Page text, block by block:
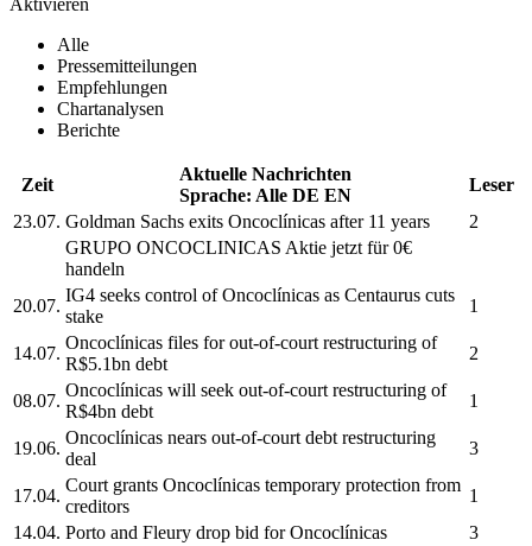
Alle
Pressemitteilungen
Empfehlungen
Chartanalysen
Berichte
Zeit
Aktuelle Nachrichten
Sprache: Alle DE EN
Leser
23.07. Goldman Sachs exits Oncoclínicas after 11 years
2
GRUPO ONCOCLINICAS Aktie jetzt für 0€
handeln
20.07.
IG4 seeks control ofOncoclínicas as Centaurus cuts
stake
1
14.07.
Oncoclínicas files for out-of-court restructuring of
R$5.1bn debt
2
08.07.
Oncoclínicas will seek out-of-court restructuring of
R$4bn debt
1
19.06.
Oncoclínicas nears out-of-court debt restructuring
deal
3
17.04.
Court grants Oncoclínicas temporary protection from
creditors
1
14.04. Porto and Fleury drop bid forOncoclínicas
3